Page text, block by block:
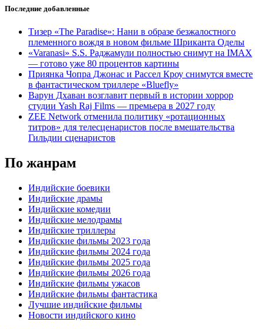
Последние добавленные
Тизер «The Paradise»: Нани в образе безжалостного
племенного вождя в новом фильме Шриканта Оделы
«Varanasi» S.S. Раджамули полностью снимут на IMAX
— готово уже 80 процентов картины
Приянка Чопра Джонас и Рассел Кроу снимутся вместе
в фантастическом триллере «Bluefly»
Варун Дхаван возглавит первый в истории хоррор
студии Yash Raj Films — премьера в 2027 году
ZEE Network отменила политику «ротационных
титров» для телесценаристов после вмешательства
Гильдии сценаристов
По жанрам
Индийские боевики
Индийские драмы
Индийские комедии
Индийские мелодрамы
Индийские триллеры
Индийские фильмы 2023 года
Индийские фильмы 2024 года
Индийские фильмы 2025 года
Индийские фильмы 2026 года
Индийские фильмы ужасов
Индийские фильмы фантастика
Лучшие индийские фильмы
Новости индийского кино